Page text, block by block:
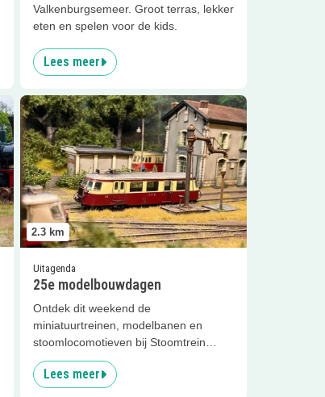
Valkenburgsemeer. Groot terras, lekker
eten en spelen voor de kids.
Lees meer
2.3 km
Uitagenda
25e modelbouwdagen
Ontdek dit weekend de
miniatuurtreinen, modelbanen en
stoomlocomotieven bij Stoomtrein
Katwijk Leiden
Lees meer
Lees meer 25e modelbouwdagen